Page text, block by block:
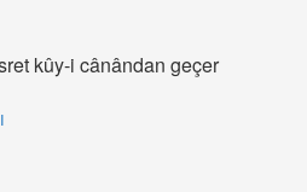
kûy-i cânândan geçer